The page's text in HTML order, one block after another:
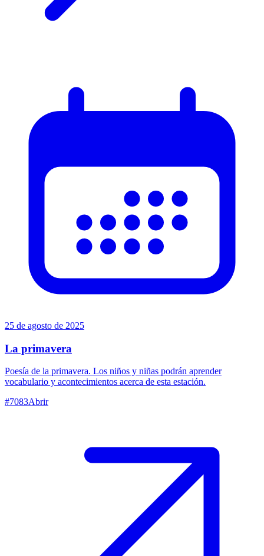
25 de agosto de 2025
La primavera
Poesía de la primavera. Los niños y niñas podrán aprender
vocabulario y acontecimientos acerca de esta estación.
#7083Abrir